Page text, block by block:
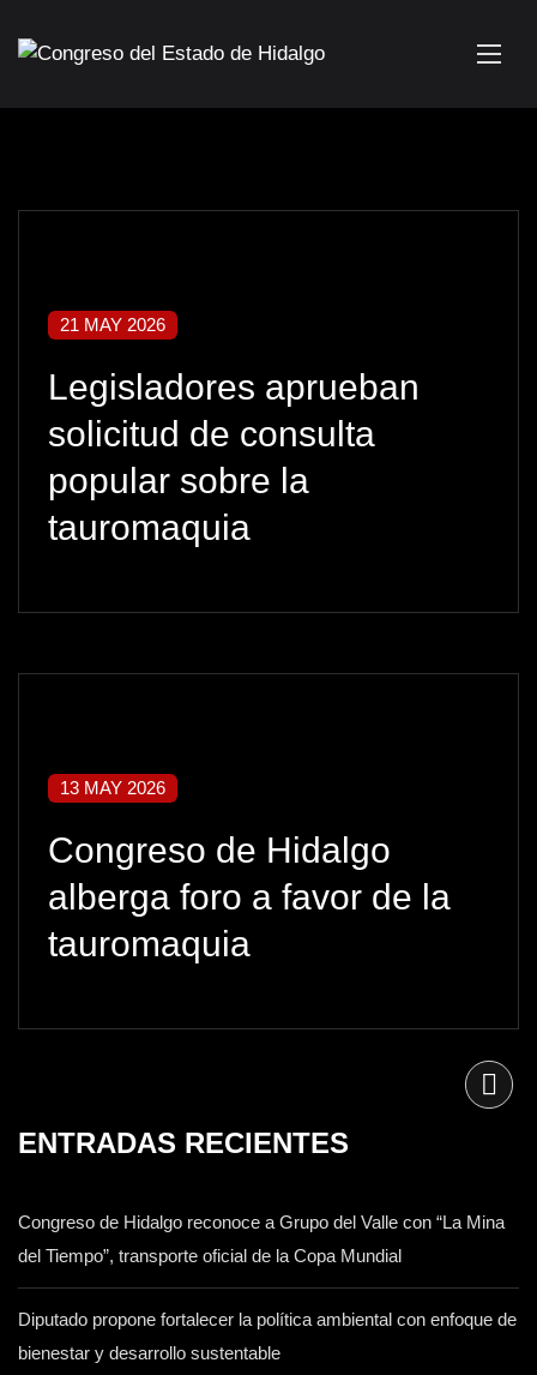
21 MAY 2026
Legisladores aprueban
solicitud de consulta
popular sobre la
tauromaquia
13 MAY 2026
Congreso de Hidalgo
alberga foro a favor de la
tauromaquia
ENTRADAS RECIENTES
Congreso de Hidalgo reconoce a Grupo del Valle con “La Mina
del Tiempo”, transporte oficial de la Copa Mundial
Diputado propone fortalecer la política ambiental con enfoque de
bienestar y desarrollo sustentable